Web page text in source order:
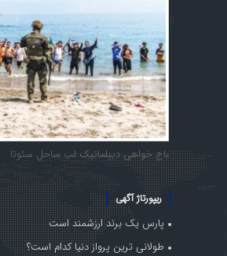
باج خواهی دیپلماتیک لب ساحل سئوتا
ریپورتاژ آگهی
پارس یک برند ارزشمند است
طولانی ترین پرواز دنیا کدام است؟